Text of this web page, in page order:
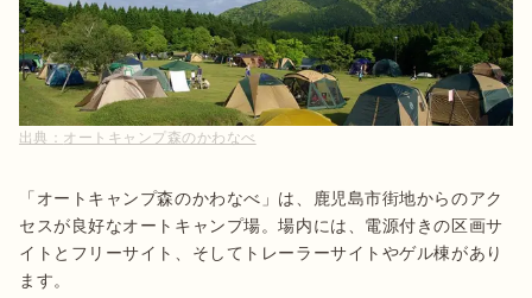
出典： オートキャンプ森のかわなべ
「オートキャンプ森のかわなべ」は、鹿児島市街地からのアク
セスが良好なオートキャンプ場。場内には、電源付きの区画サ
イトとフリーサイト、そしてトレーラーサイトやゲル棟があり
ます。